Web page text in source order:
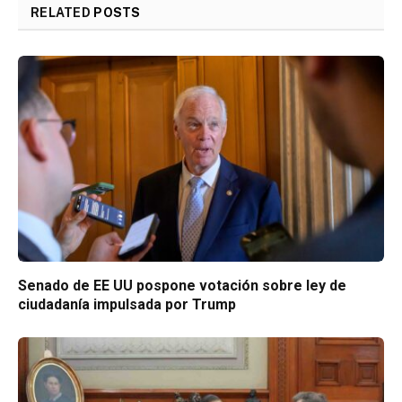
RELATED POSTS
Senado de EE UU pospone votación sobre ley de
ciudadanía impulsada por Trump